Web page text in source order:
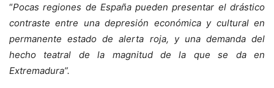
“Pocas regiones de España pueden presentar el drástico
contraste entre una depresión económica y cultural en
permanente estado de alerta roja, y una demanda del
hecho teatral de la magnitud de la que se da en
Extremadura”.